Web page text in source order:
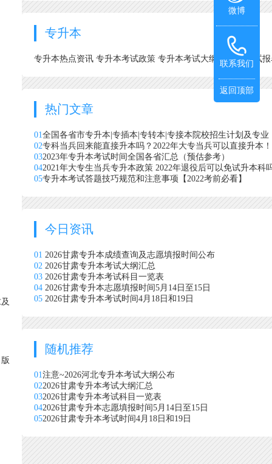
专升本
专升本热点资讯 专升本考试政策 专升本考试大纲 专升本考试
热门文章
01全国各省市专升本|专插本|专转本|专接本院校招生计划及专业
02专科当兵回来能直接升本吗？2022年大专当兵可以直接升本！
032023年专升本考试时间全国各省汇总（预估参考）
042021年大专生当兵专升本政策 2022年退役后可以免试升本科
05专升本考试答题技巧规范和注意事项【2022考前必看】
今日资讯
01 2026甘肃专升本成绩查询及志愿填报时间公布
02 2026甘肃专升本考试大纲汇总
03 2026甘肃专升本考试科目一览表
04 2026甘肃专升本志愿填报时间5月14日至15日
05 2026甘肃专升本考试时间4月18日和19日
随机推荐
01注意~2026河北专升本考试大纲公布
022026甘肃专升本考试大纲汇总
032026甘肃专升本考试科目一览表
042026甘肃专升本志愿填报时间5月14日至15日
052026甘肃专升本考试时间4月18日和19日
微博
联系我们
返回顶部